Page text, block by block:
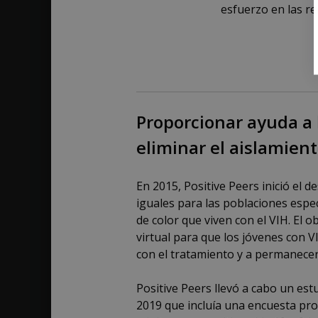
esfuerzo en las
Proporcionar ayuda
eliminar el
En 2015, Positive Peers inició el
iguales para las poblaciones
de color que viven con el VIH. El
virtual para que los jóvenes con
con el tratamiento y a
Positive Peers llevó a cabo un
2019 que incluía una encuesta